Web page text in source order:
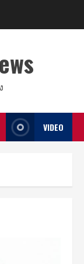
VIDEO